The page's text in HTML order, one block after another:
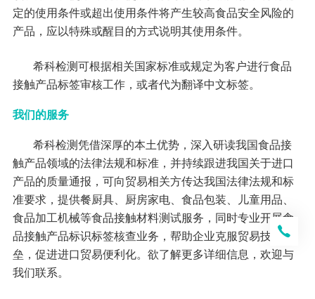
定的使用条件或超出使用条件将产生较高食品安全风险的
产品，应以特殊或醒目的方式说明其使用条件。
希科检测可根据相关国家标准或规定为客户进行食品
接触产品标签审核工作，或者代为翻译中文标签。
我们的服务
希科检测凭借深厚的本土优势，深入研读我国食品接
触产品领域的法律法规和标准，并持续跟进我国关于进口
产品的质量通报，可向贸易相关方传达我国法律法规和标
准要求，提供餐厨具、厨房家电、食品包装、儿童用品、
食品加工机械等食品接触材料测试服务，同时专业开展食
品接触产品标识标签核查业务，帮助企业克服贸易技术壁
垒，促进进口贸易便利化。欲了解更多详细信息，欢迎与
我们联系。